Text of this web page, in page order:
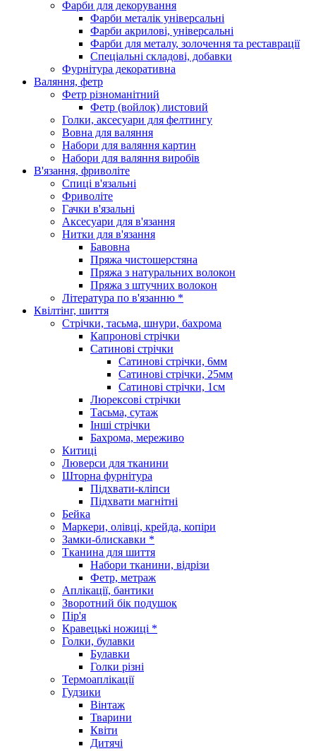
Фарби для декорування
Фарби металік універсальні
Фарби акрилові, універсальні
Фарби для металу, золочення та реставрації
Спеціальні складові, добавки
Фурнітура декоративна
Валяння, фетр
Фетр різноманітний
Фетр (войлок) листовий
Голки, аксесуари для фелтингу
Вовна для валяння
Набори для валяння картин
Набори для валяння виробів
В'язання, фриволіте
Спиці в'язальні
Фриволіте
Гачки в'язальні
Аксесуари для в'язання
Нитки для в'язання
Бавовна
Пряжа чистошерстяна
Пряжа з натуральних волокон
Пряжа з штучних волокон
Література по в'язанню *
Квілтінг, шиття
Стрічки, тасьма, шнури, бахрома
Капронові стрічки
Сатинові стрічки
Сатинові стрічки, 6мм
Сатинові стрічки, 25мм
Сатинові стрічки, 1см
Люрексові стрічки
Тасьма, сутаж
Інші стрічки
Бахрома, мереживо
Китиці
Люверси для тканини
Шторна фурнітура
Підхвати-кліпси
Підхвати магнітні
Бейка
Маркери, олівці, крейда, копіри
Замки-блискавки *
Тканина для шиття
Набори тканини, відрізи
Фетр, метраж
Аплікації, бантики
Зворотний бік подушок
Пір'я
Кравецькі ножиці *
Голки, булавки
Булавки
Голки різні
Термоаплікації
Гудзики
Вінтаж
Тварини
Квіти
Дитячі